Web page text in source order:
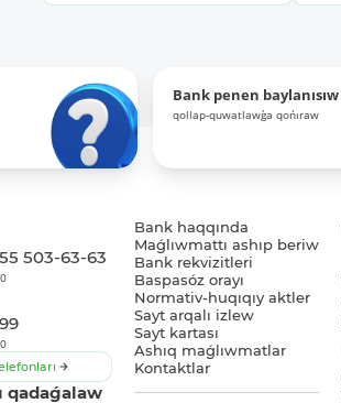
Bank penen baylanısıw
qollap-quwatlawǵa qońıraw
503-63-63
qadaǵalaw
Bank haqqında
Maǵlıwmattı ashıp beriw
Bank rekvizitleri
Baspasóz orayı
Normativ-huqıqıy aktler
Sayt arqalı izlew
Sayt kartası
Ashıq maǵlıwmatlar
Kontaktlar